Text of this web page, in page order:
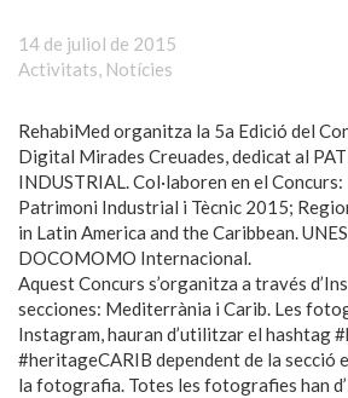
14 de juliol de 2015
Activitats, Notícies
RehabiMed organitza la 5a Edició del
Digital Mirades Creuades, dedicat al
INDUSTRIAL. Col·laboren en el Concurs:
Patrimoni Industrial i Tècnic 2015;
in Latin America and the Caribbean.
DOCOMOMO Internacional.
Aquest Concurs s’organitza a través
secciones: Mediterrània i Carib. Les
Instagram, hauran d’utilitzar el hashtag
#heritageCARIB dependent de la secció
la fotografia. Totes les fotografies han